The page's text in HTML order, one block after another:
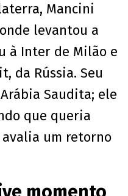
Mancini
levantou a
à Inter de Milão e
da Rússia. Seu
Saudita; ele
que queria
avalia um retorno